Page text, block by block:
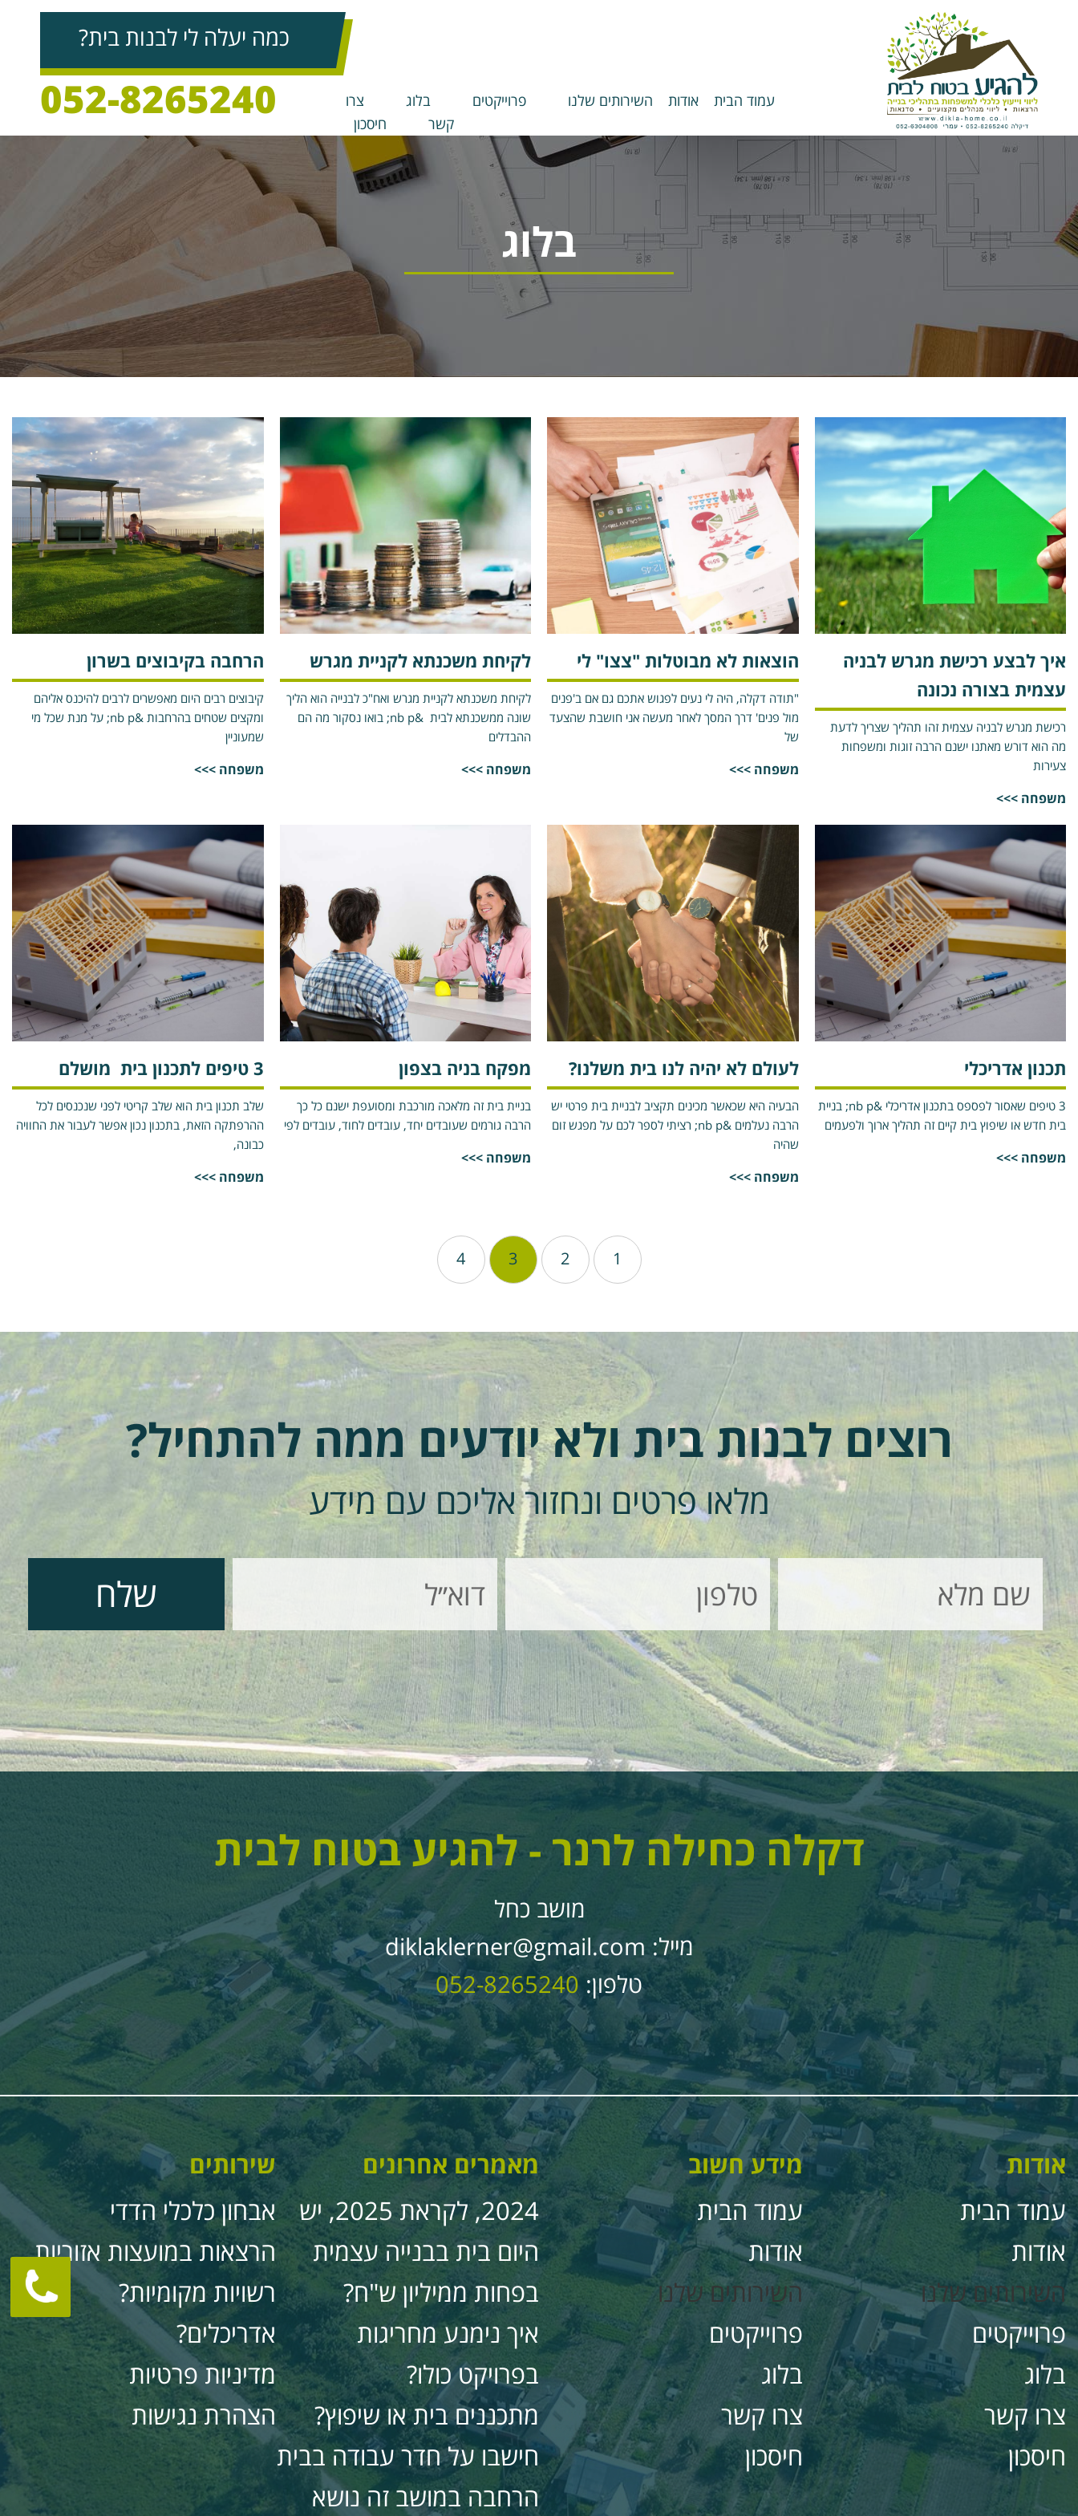
עמוד הבית אודות השירותים שלנו פרוייקטים בלוג
צרו
קשר
חיסכון
כמה יעלה לי לבנות בית?
052-8265240
בלוג
איך לבצע רכישת מגרש לבניה
עצמית בצורה נכונה
רכישת מגרש לבניה עצמית זהו תהליך שצריך לדעת
מה הוא דורש מאתנו ישנם הרבה זוגות ומשפחות
צעירות
משפחה >>>
הוצאות לא מבוטלות "צצו" לי
"תודה דקלה, היה לי נעים לפגוש אתכם גם אם ב'פנים
מול פנים' דרך המסך לאחר מעשה אני חושבת שהצעד
של
משפחה >>>
לקיחת משכנתא לקניית מגרש
לקיחת משכנתא לקניית מגרש ואח"כ לבנייה הוא הליך
שונה ממשכנתא לבית &nb p; בואו נסקור מה הם
ההבדלים
משפחה >>>
הרחבה בקיבוצים בשרון
קיבוצים רבים היום מאפשרים לרבים להיכנס אליהם
ומקצים שטחים בהרחבות &nb p; על מנת שכל מי
שמעוניין
משפחה >>>
תכנון אדריכלי
3 טיפים שאסור לפספס בתכנון אדריכלי &nb p; בניית
בית חדש או שיפוץ בית קיים זה תהליך ארוך ולפעמים
משפחה >>>
לעולם לא יהיה לנו בית משלנו?
הבעיה היא שכאשר מכינים תקציב לבניית בית פרטי יש
הרבה נעלמים &nb p; רציתי לספר לכם על מפגש זום
שהיה
משפחה >>>
מפקח בניה בצפון
בניית בית זה מלאכה מורכבת ומסועפת ישנם כל כך
הרבה גורמים שעובדים יחד, עובדים לחוד, עובדים לפי
משפחה >>>
3 טיפים לתכנון בית מושלם
שלב תכנון בית הוא שלב קריטי לפני שנכנסים לכל
ההרפתקה הזאת, בתכנון נכון אפשר לעבור את החוויה
כבונה,
משפחה >>>
1
2
3
4
רוצים לבנות בית ולא יודעים ממה להתחיל?
מלאו פרטים ונחזור אליכם עם מידע
דקלה כחילה לרנר - להגיע בטוח לבית
מושב כחל
מייל: diklaklerner@gmail.com
טלפון:052-8265240
אודות
עמוד הבית
אודות
השירותים שלנו
פרוייקטים
בלוג
צרו קשר
חיסכון
מידע חשוב
עמוד הבית
אודות
השירותים שלנו
פרוייקטים
בלוג
צרו קשר
חיסכון
מאמרים אחרונים
2024, לקראת 2025, יש
היום בית בבנייה עצמית
בפחות ממיליון ש"ח?
איך נימנע מחריגות
בפרויקט כולו?
מתכננים בית או שיפוץ?
חישבו על חדר עבודה בבית
הרחבה במושב זה נושא
שירותים
אבחון כלכלי הדדי
הרצאות במועצות אזוריות
רשויות מקומיות?
אדריכלים?
מדיניות פרטיות
הצהרת נגישות